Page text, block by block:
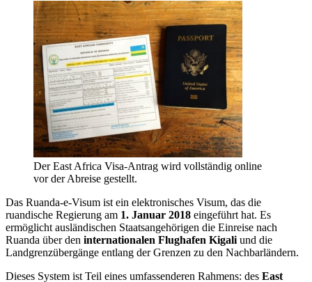
Der East Africa Visa-Antrag wird vollständig online
vor der Abreise gestellt.
Das Ruanda-e-Visum ist ein elektronisches Visum, das die
ruandische Regierung am 1. Januar 2018 eingeführt hat. Es
ermöglicht ausländischen Staatsangehörigen die Einreise nach
Ruanda über den internationalen Flughafen Kigali und die
Landgrenzübergänge entlang der Grenzen zu den Nachbarländern.
Dieses System ist Teil eines umfassenderen Rahmens: des East